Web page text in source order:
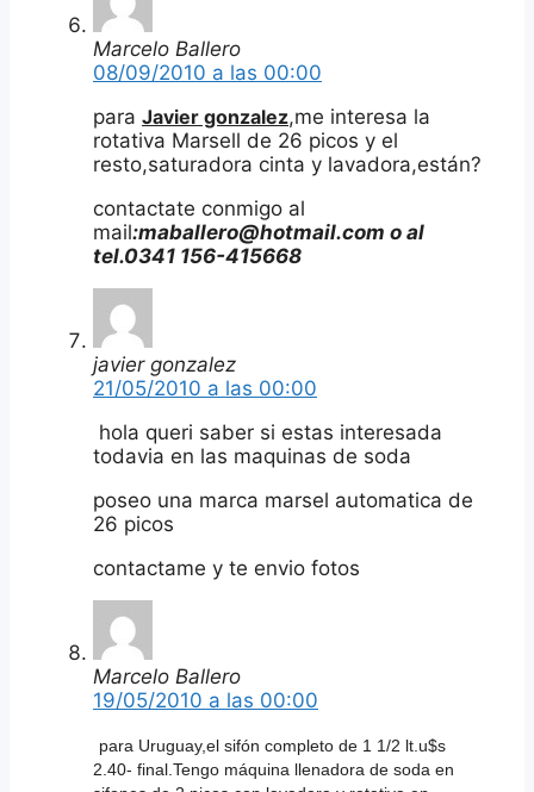
Marcelo Ballero
08/09/2010 a las 00:00
para Javier gonzalez,me interesa la
rotativa Marsell de 26 picos y el
resto,saturadora cinta y lavadora,están?
contactate conmigo al
mail:maballero@hotmail.com o al
tel.0341 156-415668
javier gonzalez
21/05/2010 a las 00:00
hola queri saber si estas interesada
todavia en las maquinas de soda
poseo una marca marsel automatica de
26 picos
contactame y te envio fotos
Marcelo Ballero
19/05/2010 a las 00:00
para Uruguay,el sifón completo de 1 1/2 lt.u$s
2.40- final.Tengo máquina llenadora de soda en